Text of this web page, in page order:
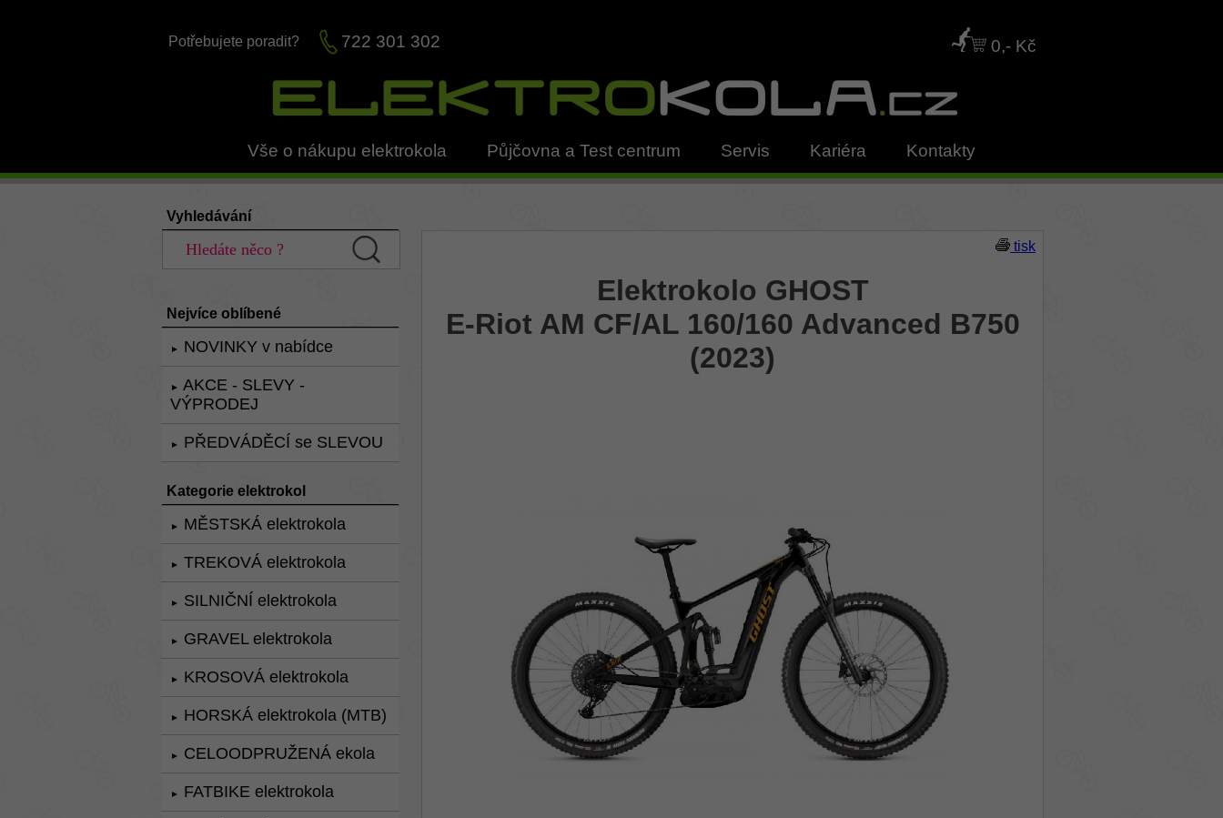
Potřebujete poradit? 722 301 302 0,- Kč
Vše o nákupu elektrokola Půjčovna a Test centrum Servis Kariéra Kontakty
Vyhledávání
Nejvíce oblíbené
► NOVINKY v nabídce
►
AKCE - SLEVY -
VÝPRODEJ
► PŘEDVÁDĚCÍ se SLEVOU
Kategorie elektrokol
► MĚSTSKÁ elektrokola
► TREKOVÁ elektrokola
► SILNIČNÍ elektrokola
► GRAVEL elektrokola
► KROSOVÁ elektrokola
► HORSKÁ elektrokola (MTB)
► CELOODPRUŽENÁ ekola
► FATBIKE elektrokola
tisk
Elektrokolo GHOST
E-Riot AM CF/AL 160/160 Advanced B750
(2023)